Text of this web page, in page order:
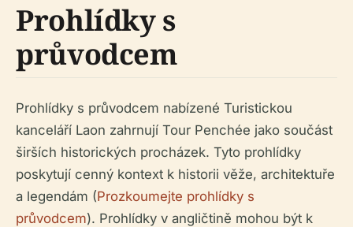
Prohlídky s
průvodcem
Prohlídky s průvodcem nabízené Turistickou
kanceláří Laon zahrnují Tour Penchée jako součást
širších historických procházek. Tyto prohlídky
poskytují cenný kontext k historii věže, architektuře
a legendám (Prozkoumejte prohlídky s
průvodcem). Prohlídky v angličtině mohou být k